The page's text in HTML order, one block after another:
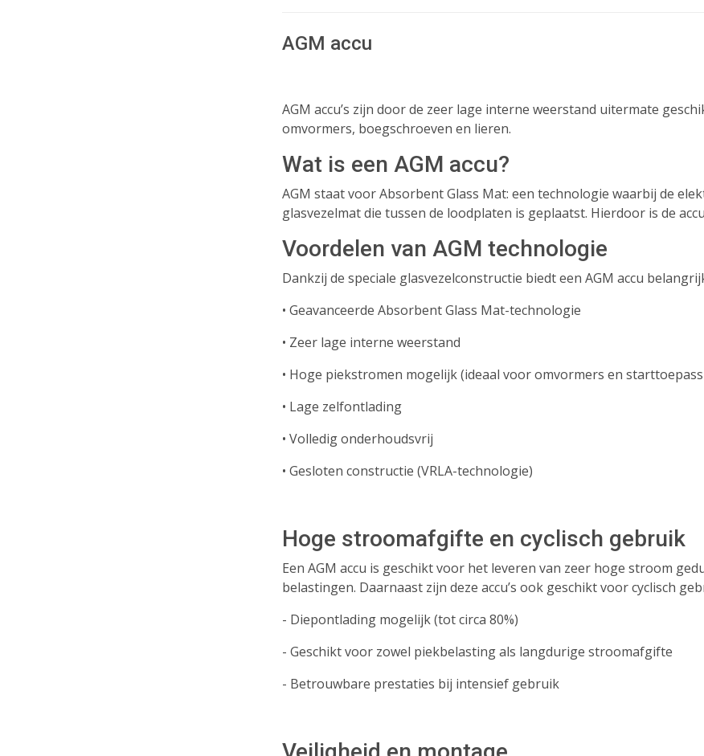
AGM accu
AGM accu’s zijn door de zeer lage interne weerstand uitermate
omvormers, boegschroeven en lieren.
Wat is een AGM accu?
AGM staat voor Absorbent Glass Mat: een technologie waarbij de
glasvezelmat die tussen de loodplaten is geplaatst. Hierdoor is de
Voordelen van AGM technologie
Dankzij de speciale glasvezelconstructie biedt een AGM accu
• Geavanceerde Absorbent Glass Mat-technologie
• Zeer lage interne weerstand
• Hoge piekstromen mogelijk (ideaal voor omvormers en
• Lage zelfontlading
• Volledig onderhoudsvrij
• Gesloten constructie (VRLA-technologie)
Hoge stroomafgifte en cyclisch gebruik
Een AGM accu is geschikt voor het leveren van zeer hoge stroom
belastingen. Daarnaast zijn deze accu’s ook geschikt voor cyclisch
- Diepontlading mogelijk (tot circa 80%)
- Geschikt voor zowel piekbelasting als langdurige stroomafgifte
- Betrouwbare prestaties bij intensief gebruik